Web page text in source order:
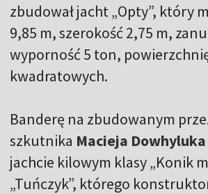
zbudował jacht „Opty”, który
9,85 m, szerokość 2,75 m,
wyporność 5 ton,
kwadratowych.
Banderę na zbudowanym
szkutnika Macieja Dowhyluka
jachcie kilowym klasy „Konik
„Tuńczyk”, którego